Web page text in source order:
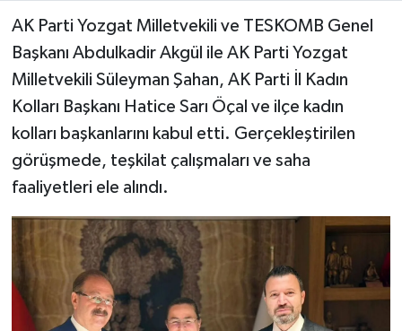
AK Parti Yozgat Milletvekili ve TESKOMB Genel
Başkanı Abdulkadir Akgül ile AK Parti Yozgat
Milletvekili Süleyman Şahan, AK Parti İl Kadın
Kolları Başkanı Hatice Sarı Öçal ve ilçe kadın
kolları başkanlarını kabul etti. Gerçekleştirilen
görüşmede, teşkilat çalışmaları ve saha
faaliyetleri ele alındı.